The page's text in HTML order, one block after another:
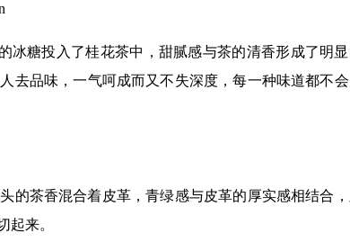
冰糖投入了桂花茶中，甜腻感与茶的清香形成了明
去品味，一气呵成而又不失深度，每一种味道都不
的茶香混合着皮革，青绿感与皮革的厚实感相结合
起来。